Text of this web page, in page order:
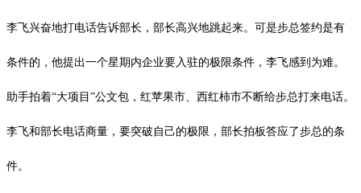
李飞兴奋地打电话告诉部长，部长高兴地跳起来。可是步总签约是有
条件的，他提出一个星期内企业要入驻的极限条件，李飞感到为难。
助手拍着“大项目”公文包，红苹果市、西红柿市不断给步总打来电话。
李飞和部长电话商量，要突破自己的极限，部长拍板答应了步总的条
件。